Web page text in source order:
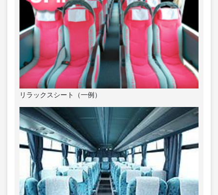
リラックスシート（一例）